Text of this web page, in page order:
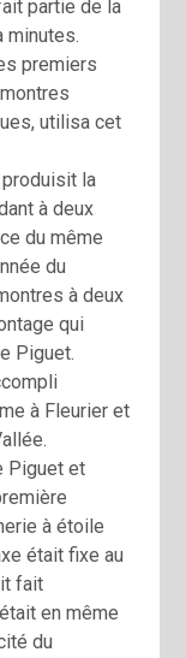
partie de la
minutes.
premiers
utilisa cet
produisit la
à deux
du même
du
à deux
qui
Piguet.
à Fleurier et
Piguet et
à étoile
était fixe au
fait
en même
du